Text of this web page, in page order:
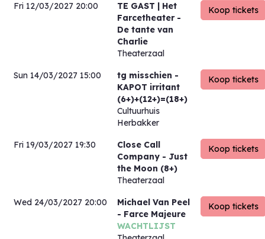
Fri 12/03/2027 20:00
TE GAST | Het
Farcetheater-
De tante van
Charlie
Theaterzaal
Sun 14/03/2027 15:00 tg misschien -
KAPOT irritant
(6+)+(12+)=(18+)
Cultuurhuis
Herbakker
Fri 19/03/2027 19:30
Close Call
Company - Just
the Moon (8+)
Theaterzaal
Wed 24/03/2027 20:00
Michael Van Peel
- Farce Majeure
WACHTLIJST